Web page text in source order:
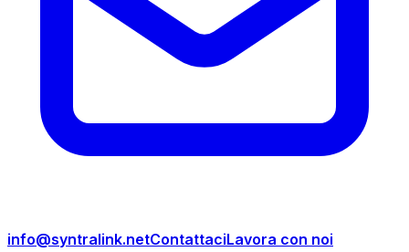
info@syntralink.netContattaciLavora con noi